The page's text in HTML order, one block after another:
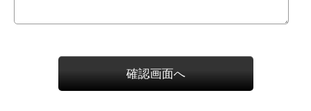
確認画面へ